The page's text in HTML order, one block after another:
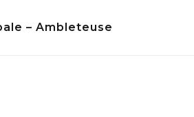
– Ambleteuse